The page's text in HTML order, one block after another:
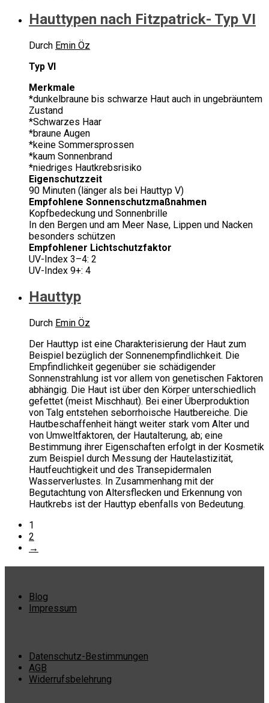
Hauttypen nach Fitzpatrick- Typ VI
Durch Emin Öz
Typ VI
Merkmale
*dunkelbraune bis schwarze Haut auch in ungebräuntem
Zustand
*Schwarzes Haar
*braune Augen
*keine Sommersprossen
*kaum Sonnenbrand
*niedriges Hautkrebsrisiko
Eigenschutzzeit
90 Minuten (länger als bei Hauttyp V)
Empfohlene Sonnenschutzmaßnahmen
Kopfbedeckung und Sonnenbrille
In den Bergen und am Meer Nase, Lippen und Nacken
besonders schützen
Empfohlener Lichtschutzfaktor
UV-Index 3–4: 2
UV-Index 9+: 4
Hauttyp
Durch Emin Öz
Der Hauttyp ist eine Charakterisierung der Haut zum
Beispiel bezüglich der Sonnenempfindlichkeit. Die
Empfindlichkeit gegenüber sie schädigender
Sonnenstrahlung ist vor allem von genetischen Faktoren
abhängig. Die Haut ist über den Körper unterschiedlich
gefettet (meist Mischhaut). Bei einer Überproduktion
von Talg entstehen seborrhoische Hautbereiche. Die
Hautbeschaffenheit hängt weiter stark vom Alter und
von Umweltfaktoren, der Hautalterung, ab; eine
Bestimmung ihrer Eigenschaften erfolgt in der Kosmetik
zum Beispiel durch Messung der Hautelastizität,
Hautfeuchtigkeit und des Transepidermalen
Wasserverlustes. In Zusammenhang mit der
Begutachtung von Altersflecken und Erkennung von
Hautkrebs ist der Hauttyp ebenfalls von Bedeutung.
1
2
→
Blog
Impressum
Datenschutz-Bestimmungen
AGB
Widerrufsbelehrung